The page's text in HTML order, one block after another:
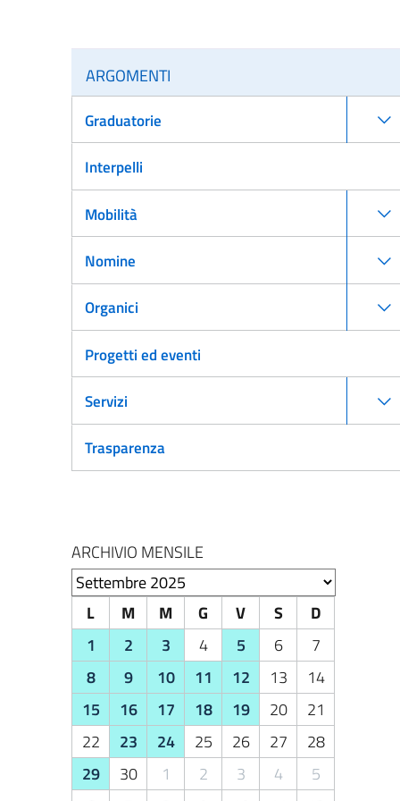
ARGOMENTI
Graduatorie
Interpelli
Mobilità
Nomine
Organici
Progetti ed eventi
Servizi
Trasparenza
ARCHIVIO MENSILE
Seleziona il mese
L
M M G V S
D
1
2 3 4 5 6
7
8
9 10 11 12 13
14
15
16 17 18 19 20
21
22
23 24 25 26 27
28
29
30 1 2 3 4
5